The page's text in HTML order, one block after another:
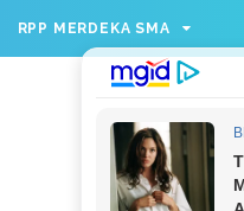
[336, 280], 'div-
RPP MERDEKA SMA